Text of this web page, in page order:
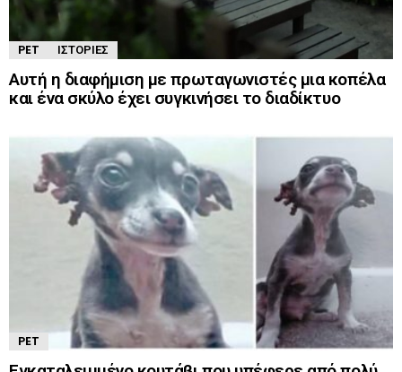
PET ΙΣΤΟΡΊΕΣ
Αυτή η διαφήμιση με πρωταγωνιστές μια κοπέλα
και ένα σκύλο έχει συγκινήσει το διαδίκτυο
PET